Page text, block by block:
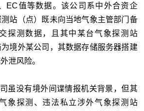
EC值等数据。该公司系中外合资企
站（点）既未向当地气象主管部门备
探测数据，且其中某台气象探测站
为境外某公司，其数据存储服务器搭建
泄风险。
虽没有境外间谍情报机关背景，但其
象探测、违法私立涉外气象探测站